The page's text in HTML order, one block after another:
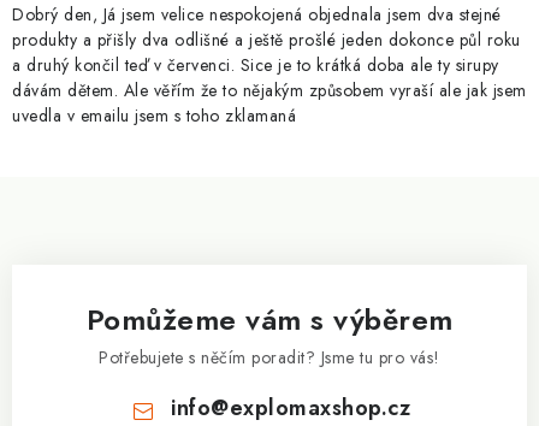
p
i
s
u
Dobrý den, Já jsem velice nespokojená objednala jsem dva stejné
produkty a přišly dva odlišné a ještě prošlé jeden dokonce půl roku
a druhý končil teď v červenci. Sice je to krátká doba ale ty sirupy
dávám dětem. Ale věřím že to nějakým způsobem vyraší ale jak jsem
uvedla v emailu jsem s toho zklamaná
Pomůžeme vám s výběrem
Potřebujete s něčím poradit? Jsme tu pro vás!
info@explomaxshop.cz